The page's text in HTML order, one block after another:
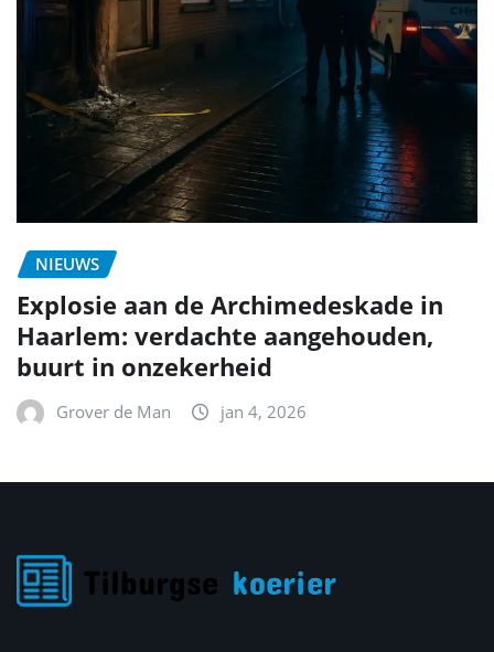
NIEUWS
Explosie aan de Archimedeskade in
Haarlem: verdachte aangehouden,
buurt in onzekerheid
Grover de Man jan 4, 2026